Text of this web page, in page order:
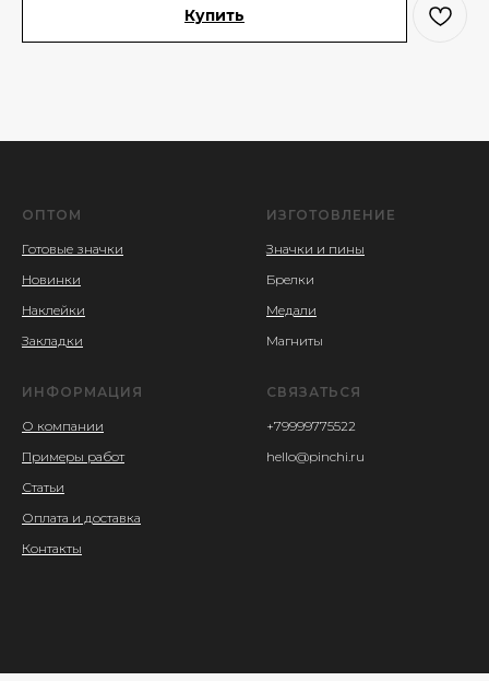
Купить
ОПТОМ
Готовые значки
Новинки
Наклейки
Закладки
ИЗГОТОВЛЕНИЕ
Значки и пины
Брелки
Медали
Магниты
ИНФОРМАЦИЯ
О компании
Примеры работ
Статьи
Оплата и доставка
Контакты
СВЯЗАТЬСЯ
+79999775522
hello@pinchi.ru